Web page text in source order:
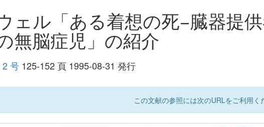
ェル「ある着想の死−臓器提
無脳症児」の紹介
2 号 125-152 頁 1995-08-31 発行
この文献の参照には次のURLをご利用く